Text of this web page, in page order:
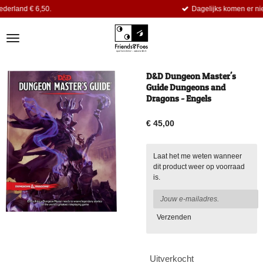
Ga
de
Dagelijks komen er nieuwe titels bij.
D&D Dungeon Master's
Guide Dungeons and
Dragons - Engels
€ 45,00
Laat het me weten wanneer
dit product weer op voorraad
is.
Verzenden
Uitverkocht